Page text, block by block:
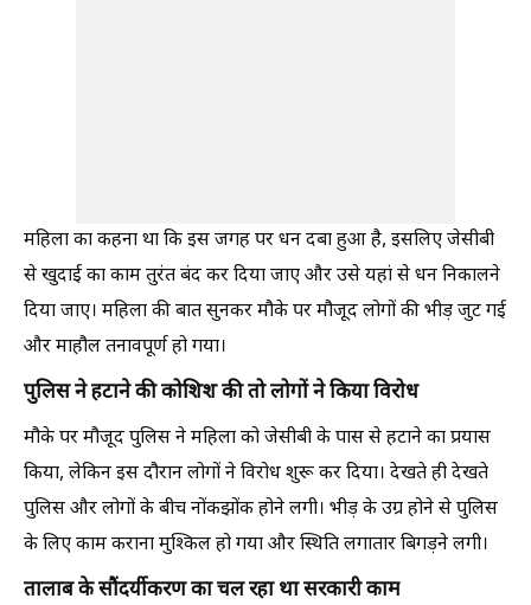
महिला का कहना था कि इस जगह पर धन दबा हुआ है, इसलिए जेसीबी
से खुदाई का काम तुरंत बंद कर दिया जाए और उसे यहां से धन निकालने
दिया जाए। महिला की बात सुनकर मौके पर मौजूद लोगों की भीड़ जुट गई
और माहौल तनावपूर्ण हो गया।
पुलिस ने हटाने की कोशिश की तो लोगों ने किया विरोध
मौके पर मौजूद पुलिस ने महिला को जेसीबी के पास से हटाने का प्रयास
किया, लेकिन इस दौरान लोगों ने विरोध शुरू कर दिया। देखते ही देखते
पुलिस और लोगों के बीच नोंकझोंक होने लगी। भीड़ के उग्र होने से पुलिस
के लिए काम कराना मुश्किल हो गया और स्थिति लगातार बिगड़ने लगी।
तालाब के सौंदर्यीकरण का चल रहा था सरकारी काम